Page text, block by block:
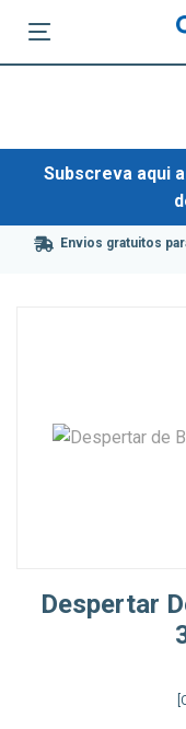
Subscreva aqui
Envios gratuitos
Despertar